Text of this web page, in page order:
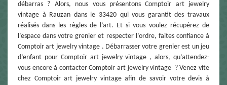
débarras ? Alors, nous vous présentons Comptoir art jewelry
vintage à Rauzan dans le 33420 qui vous garantit des travaux
réalisés dans les règles de l’art. Et si vous voulez récupérez de
l’espace dans votre grenier et respecter l’ordre, faites confiance à
Comptoir art jewelry vintage . Débarrasser votre grenier est un jeu
d’enfant pour Comptoir art jewelry vintage , alors, qu’attendez-
vous encore à contacter Comptoir art jewelry vintage ? Venez vite
chez Comptoir art jewelry vintage afin de savoir votre devis à